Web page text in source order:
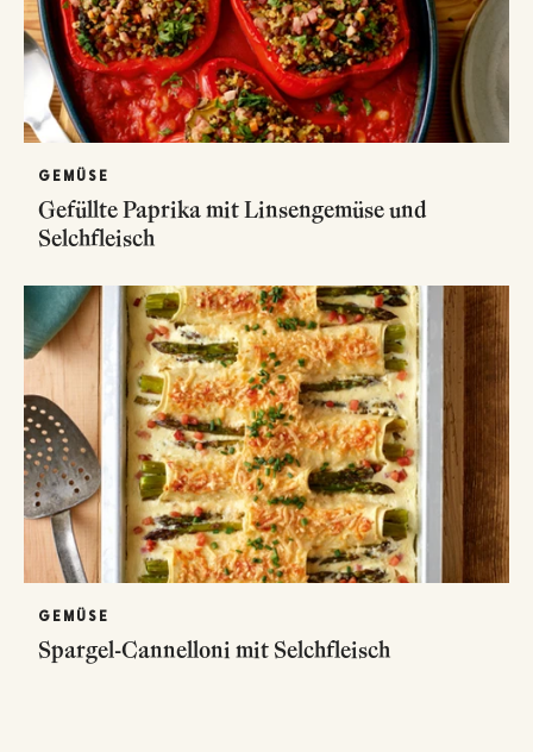
GEMÜSE
Gefüllte Paprika mit Linsengemüse und
Selchfleisch
GEMÜSE
Spargel-Cannelloni mit Selchfleisch